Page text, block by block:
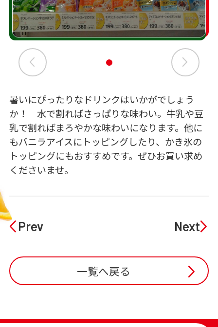
暑いにぴったりなドリンクはいかがでしょう
か！ 水で割ればさっぱりな味わい。牛乳や豆
乳で割ればまろやかな味わいになります。他に
もバニラアイスにトッピングしたり、かき氷の
トッピングにもおすすめです。ぜひお買い求め
くださいませ。
Prev Next
一覧へ戻る